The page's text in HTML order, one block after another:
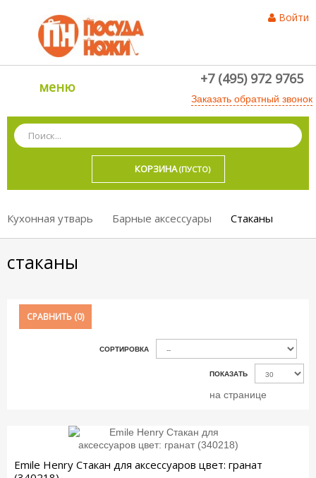
Войти
меню +7 (495) 972 9765
Заказать обратный звонок
КОРЗИНА (ПУСТО)
Кухонная утварь Барные аксессуары Стаканы
стаканы
СРАВНИТЬ (0)
СОРТИРОВКА
ПОКАЗАТЬ
на странице
Emile Henry Стакан для аксессуаров цвет: гранат